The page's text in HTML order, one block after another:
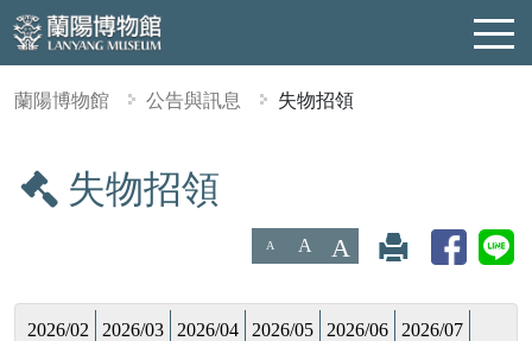
蘭陽博物館 公告與訊息 失物招領
失物招領
A A A
2026/02 2026/03 2026/04 2026/05 2026/06
2026/07